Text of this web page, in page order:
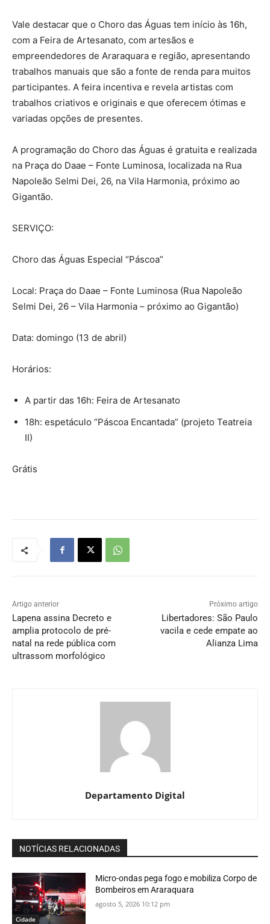
Vale destacar que o Choro das Águas tem início às 16h,
com a Feira de Artesanato, com artesãos e
empreendedores de Araraquara e região, apresentando
trabalhos manuais que são a fonte de renda para muitos
participantes. A feira incentiva e revela artistas com
trabalhos criativos e originais e que oferecem ótimas e
variadas opções de presentes.
A programação do Choro das Águas é gratuita e realizada
na Praça do Daae – Fonte Luminosa, localizada na Rua
Napoleão Selmi Dei, 26, na Vila Harmonia, próximo ao
Gigantão.
SERVIÇO:
Choro das Águas Especial “Páscoa”
Local: Praça do Daae – Fonte Luminosa (Rua Napoleão
Selmi Dei, 26 – Vila Harmonia – próximo ao Gigantão)
Data: domingo (13 de abril)
Horários:
A partir das 16h: Feira de Artesanato
18h: espetáculo “Páscoa Encantada” (projeto Teatreia
II)
Grátis
Artigo anterior
Lapena assina Decreto e
amplia protocolo de pré-
natal na rede pública com
ultrassom morfológico
Próximo artigo
Libertadores: São Paulo
vacila e cede empate ao
Alianza Lima
Departamento Digital
NOTÍCIAS RELACIONADAS
Cidade
Micro-ondas pega fogo e mobiliza Corpo de
Bombeiros em Araraquara
agosto 5, 2026 10:12 pm